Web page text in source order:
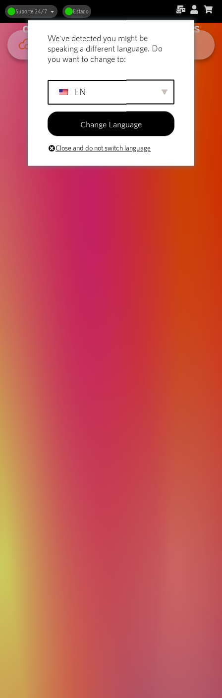
Suporte 24/7 Estado
Alojamento Web para qualquer
orçamento: Apresentação dos
principais fornecedores
We've detected you might be
speaking a different language. Do
you want to change to:
EN
Change Language
Close and do not switch language